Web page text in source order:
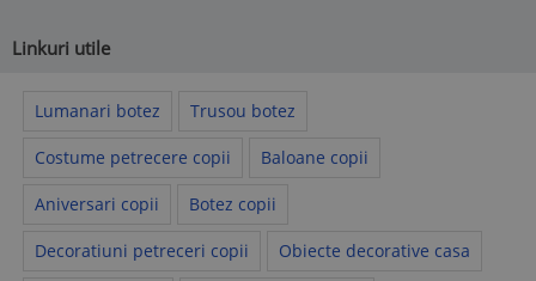
Linkuri utile
Lumanari botez Trusou botez
Costume petrecere copii Baloane copii
Aniversari copii Botez copii
Decoratiuni petreceri copii Obiecte decorative casa